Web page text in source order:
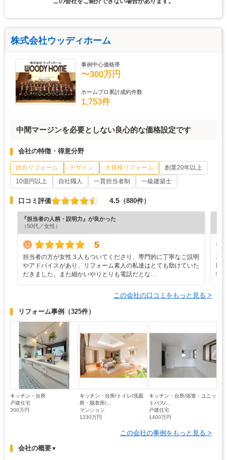
株式会社ウッディホーム
事例中心価格帯
〜300万円
ホームプロ累計成約件数
1,753件
中間マージンを必要としない良心的な価格設定です
会社の特徴・得意分野
総合リフォーム デザイン 大規模リフォーム
創業20年以上
10億円以上
自社職人 一貫担当者制 一級建築士
口コミ評価 4.5 （880件）
『担当者の人柄・説明力』が良かった
（50代／女性）
5
担当者の方が女性３人もついてくださり、専門的に丁寧なご説明
やアドバイスがあり、リフォーム素人の私達はとても助けていた
だきました。また細かいやりとりも電話だとな…
工
願
快
この会社の口コミをもっと見る >
リフォーム事例 （325件）
キッチン・台所
戸建住宅
300万円
キッチン・台所/トイレ/洗面
所・脱衣所/...
マンション
1230万円
キッチン・台所/浴室・ユニッ
トバス/...
戸建住宅
1400万円
この会社の事例をもっと見る >
会社の概要▼